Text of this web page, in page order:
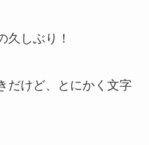
久しぶり！
だけど、とにかく文字